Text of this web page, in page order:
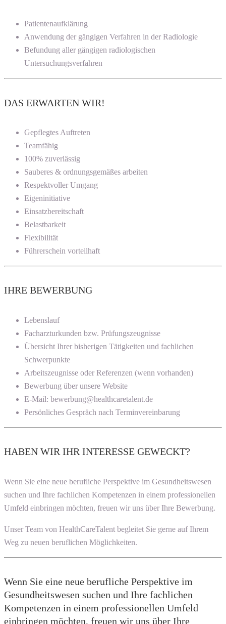
Patientenaufklärung
Anwendung der gängigen Verfahren in der Radiologie
Befundung aller gängigen radiologischen
Untersuchungsverfahren
DAS ERWARTEN WIR!
Gepflegtes Auftreten
Teamfähig
100% zuverlässig
Sauberes & ordnungsgemäßes arbeiten
Respektvoller Umgang
Eigeninitiative
Einsatzbereitschaft
Belastbarkeit
Flexibilität
Führerschein vorteilhaft
IHRE BEWERBUNG
Lebenslauf
Facharzturkunden bzw. Prüfungszeugnisse
Übersicht Ihrer bisherigen Tätigkeiten und fachlichen
Schwerpunkte
Arbeitszeugnisse oder Referenzen (wenn vorhanden)
Bewerbung über unsere Website
E-Mail: bewerbung@healthcaretalent.de
Persönliches Gespräch nach Terminvereinbarung
HABEN WIR IHR INTERESSE GEWECKT?
Wenn Sie eine neue berufliche Perspektive im Gesundheitswesen
suchen und Ihre fachlichen Kompetenzen in einem professionellen
Umfeld einbringen möchten, freuen wir uns über Ihre Bewerbung.
Unser Team von HealthCareTalent begleitet Sie gerne auf Ihrem
Weg zu neuen beruflichen Möglichkeiten.
Wenn Sie eine neue berufliche Perspektive im
Gesundheitswesen suchen und Ihre fachlichen
Kompetenzen in einem professionellen Umfeld
einbringen möchten, freuen wir uns über Ihre